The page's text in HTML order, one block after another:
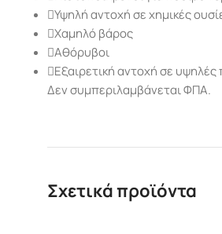
Υψηλή αντοχή σε χημικές
Χαμηλό βάρος
Αθόρυβοι
Εξαιρετική αντοχή σε υψηλές
Δεν συμπεριλαμβάνεται ΦΠΑ.
Σχετικά προϊόντα